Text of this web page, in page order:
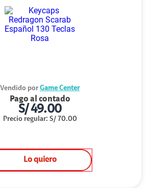
Vendido por Game Center
Pago al contado
S/49.00
Precio regular: S/ 70.00
Lo quiero